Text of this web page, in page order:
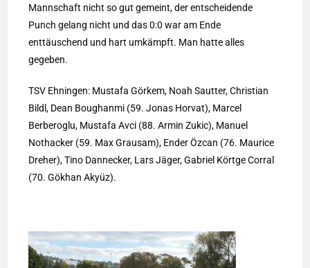
Mannschaft nicht so gut gemeint, der entscheidende
Punch gelang nicht und das 0:0 war am Ende
enttäuschend und hart umkämpft. Man hatte alles
gegeben.
TSV Ehningen: Mustafa Görkem, Noah Sautter, Christian
Bildl, Dean Boughanmi (59. Jonas Horvat), Marcel
Berberoglu, Mustafa Avci (88. Armin Zukic), Manuel
Nothacker (59. Max Grausam), Ender Özcan (76. Maurice
Dreher), Tino Dannecker, Lars Jäger, Gabriel Körtge Corral
(70. Gökhan Akyüz).